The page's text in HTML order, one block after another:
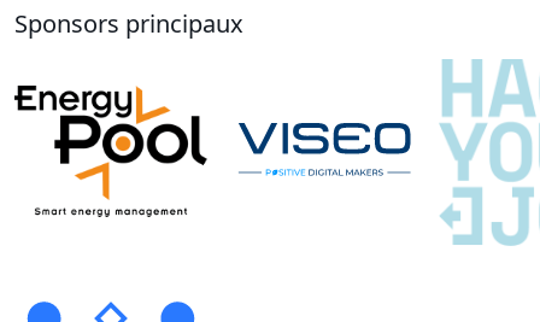
Sponsors principaux